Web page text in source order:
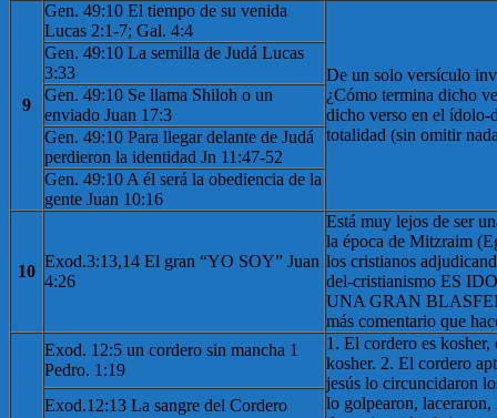
9
Gen. 49:10 El tiempo de su venida
Lucas 2:1-7; Gal. 4:4
De un solo versículo
¿Cómo termina dicho
dicho verso en el ídolo-
totalidad (sin omitir
Gen. 49:10 La semilla de Judá Lucas
3:33
Gen. 49:10 Se llama Shiloh o un
enviado Juan 17:3
Gen. 49:10 Para llegar delante de Judá
perdieron la identidad Jn 11:47-52
Gen. 49:10 A él será la obediencia de la
gente Juan 10:16
10
Exod.3:13,14 El gran “YO SOY” Juan
4:26
Está muy lejos de ser
la época de Mitzraim
los cristianos
del-cristianismo ES
UNA GRAN
más comentario que
Exod. 12:5 un cordero sin mancha 1
Pedro. 1:19
1. El cordero es kosher,
kosher. 2. El cordero
jesús lo circuncidaron
lo golpearon,
Exod.12:13 La sangre del Cordero